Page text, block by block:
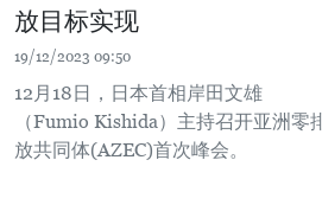
放目标实现
19/12/2023 09:50
12月18日，日本首相岸田文雄
（Fumio Kishida）主持召开亚洲零
放共同体(AZEC)首次峰会。